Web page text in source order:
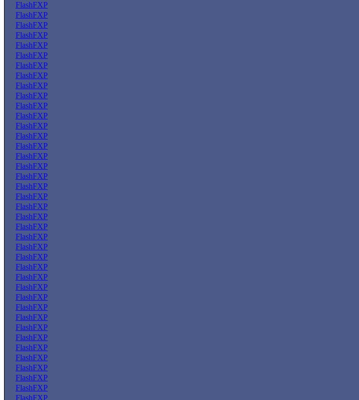
FlashFXP
FlashFXP
FlashFXP
FlashFXP
FlashFXP
FlashFXP
FlashFXP
FlashFXP
FlashFXP
FlashFXP
FlashFXP
FlashFXP
FlashFXP
FlashFXP
FlashFXP
FlashFXP
FlashFXP
FlashFXP
FlashFXP
FlashFXP
FlashFXP
FlashFXP
FlashFXP
FlashFXP
FlashFXP
FlashFXP
FlashFXP
FlashFXP
FlashFXP
FlashFXP
FlashFXP
FlashFXP
FlashFXP
FlashFXP
FlashFXP
FlashFXP
FlashFXP
FlashFXP
FlashFXP
FlashFXP